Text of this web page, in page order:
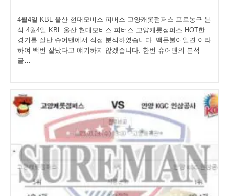
4월4일 KBL 울산 현대모비스 피버스 고양캐롯점퍼스 프로농구 분
석 4월4일 KBL 울산 현대모비스 피버스 고양캐롯점퍼스 HOT한
경기를 잘난 슈어맨에서 직접 분석하였습니다. 백문불여일견 이라
하여 백번 잘났다고 얘기하지 않겠습니다. 한번 슈어맨의 분석
글…